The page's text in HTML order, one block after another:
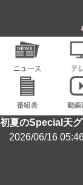
初夏のSpecial天
2026/06/16